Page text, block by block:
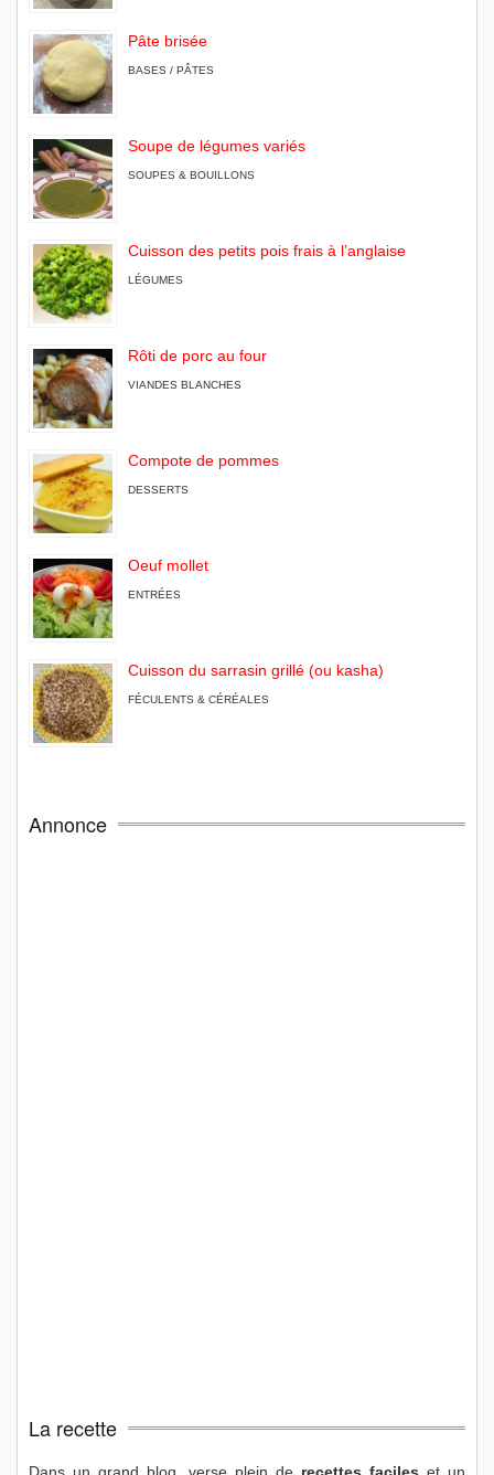
Pâte brisée
BASES / PÂTES
Soupe de légumes variés
SOUPES & BOUILLONS
Cuisson des petits pois frais à l’anglaise
LÉGUMES
Rôti de porc au four
VIANDES BLANCHES
Compote de pommes
DESSERTS
Oeuf mollet
ENTRÉES
Cuisson du sarrasin grillé (ou kasha)
FÉCULENTS & CÉRÉALES
Annonce
La recette